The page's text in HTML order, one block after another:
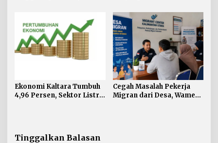
Salimbatu
Ekonomi Kaltara Tumbuh
4,96 Persen, Sektor Listrik
Cegah Masalah Pekerja
Migran dari Desa, Wamen
Tinggalkan Balasan